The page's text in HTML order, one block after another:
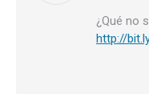
¿Qué no
http://